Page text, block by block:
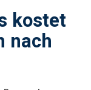
kostet
nach